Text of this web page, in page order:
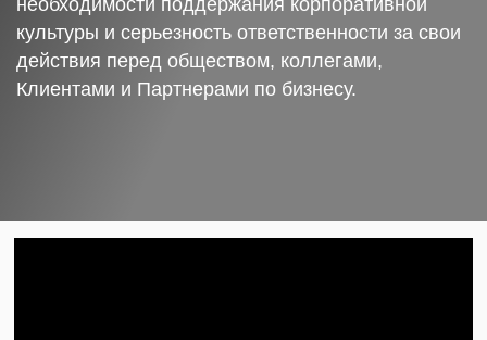
необходимости поддержания корпоративной
культуры и серьезность ответственности за свои
действия перед обществом, коллегами,
Клиентами и Партнерами по бизнесу.